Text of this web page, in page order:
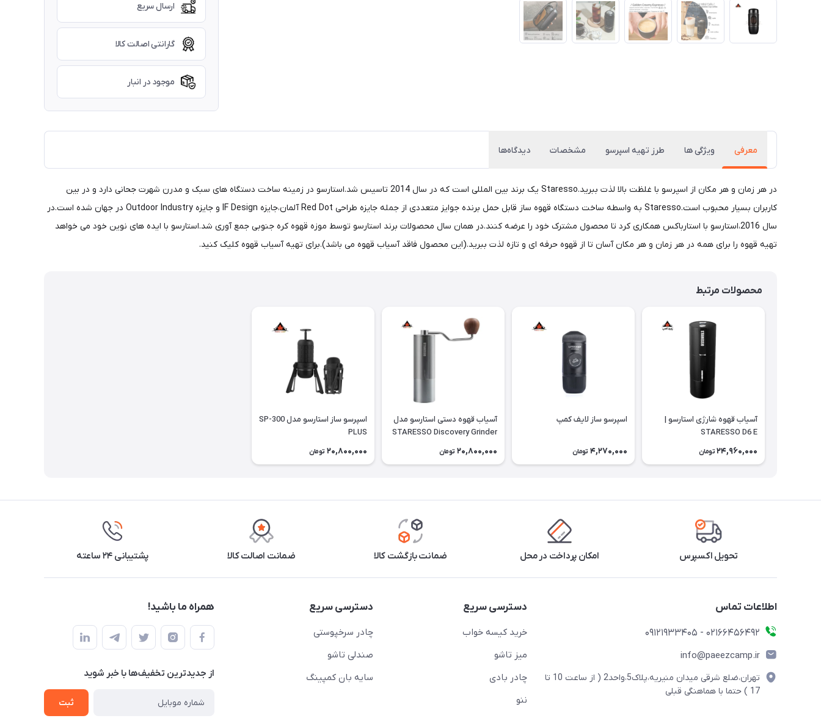
ارسال سریع
گارانتی اصالت کالا
موجود در انبار
معرفی ویژگی ها طرز تهیه اسپرسو مشخصات دیدگاه‌ها
در هر زمان و هر مکان از اسپرسو با غلظت بالا لذت ببرید.Staresso یک برند بین المللی است که در سال 2014 تاسیس شد.استارسو در زمینه ساخت دستگاه های سبک و مدرن شهرت جحانی دارد و در بین
کاربران بسیار محبوب است.Staresso به واسطه ساخت دستگاه قهوه ساز قابل حمل برنده جوایز متعددی از جمله جایزه طراحی Red Dot آلمان،جایزه IF Design و جایزه Outdoor Industry در جهان شده است.در
سال 2016،استارسو با استارباکس همکاری کرد تا محصول مشترک خود را عرضه کنند.در همان سال محصولات برند استارسو توسط موزه قهوه کره جنوبی جمع آوری شد.استارسو با ایده های نوین خود می خواهد
تهیه قهوه را برای همه در هر زمان و هر مکان آسان تا از قهوه حرفه ای و تازه لذت ببرید.(این محصول فاقد آسیاب قهوه می باشد).برای تهیه آسیاب قهوه کلیک کنید.
محصولات مرتبط
آسیاب قهوه شارژی استارسو |
STARESSO D6 E
24,960,000 تومان
اسپرسو ساز لایف کمپ
4,270,000 تومان
آسیاب قهوه دستی استارسو مدل
STARESSO Discovery Grinder
20,800,000 تومان
اسپرسو ساز استارسو مدل SP-300
PLUS
20,800,000 تومان
تحویل اکسپرس امکان پرداخت در محل ضمانت بازگشت کالا ضمانت اصالت کالا پشتیبانی ۲۴ ساعته
اطلاعات تماس
02166456492 - 09121933405
info@paeezcamp.ir
تهران،ضلع شرقی میدان منیریه،پلاک5،واحد2 ( از ساعت 10 تا
17 ) حتما با هماهنگی قبلی
دسترسی سریع
خرید کیسه خواب
میز تاشو
چادر بادی
ننو
دسترسی سریع
چادر سرخپوستی
صندلی تاشو
سایه بان کمپینگ
همراه ما باشید!
از جدید‌ترین تخفیف‌ها با‌ خبر شوید
ثبت